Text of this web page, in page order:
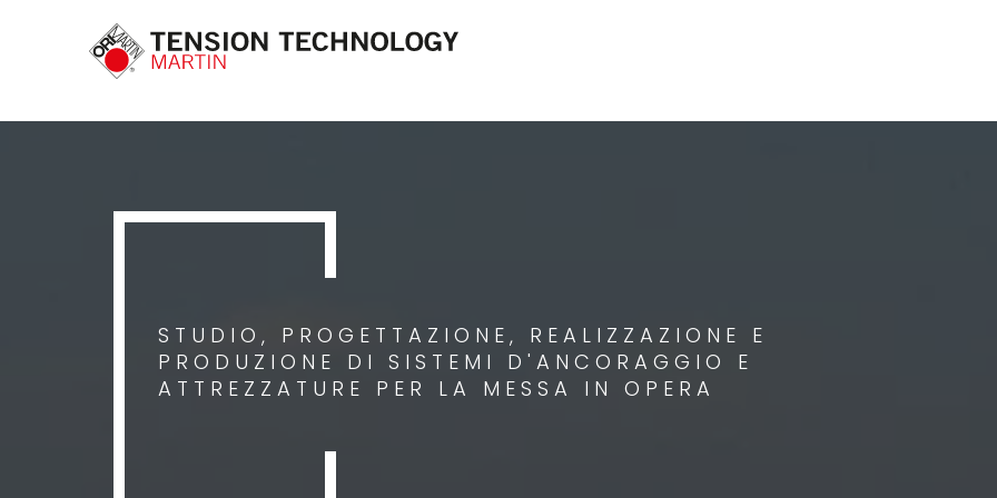
STUDIO, PROGETTAZIONE, REALIZZAZIONE E
PRODUZIONE DI SISTEMI D'ANCORAGGIO E
ATTREZZATURE PER LA MESSA IN OPERA